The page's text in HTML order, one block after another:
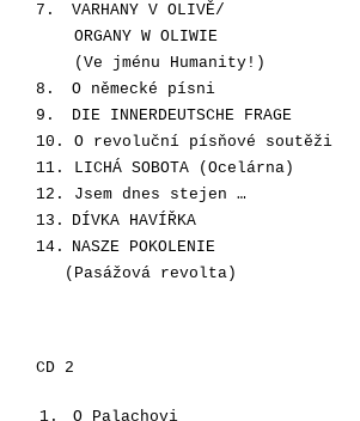
7.
VARHANY V OLIVĚ/
ORGANY W OLIWIE
(Ve jménu Humanity!)
8.
O německé písni
9.
DIE INNERDEUTSCHE FRAGE
10. O revoluční písňové soutěži
11. LICHÁ SOBOTA
(Ocelárna)
12. Jsem dnes stejen …
13.
DÍVKA HAVÍŘKA
14.
NASZE POKOLENIE
(Pasážová revolta)
CD 2
1.
O Palachovi